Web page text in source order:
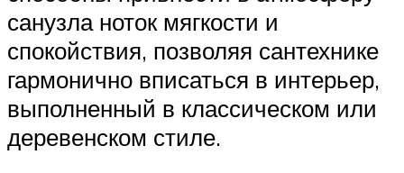
санузла ноток мягкости и
спокойствия, позволяя сантехнике
гармонично вписаться в интерьер,
выполненный в классическом или
деревенском стиле.